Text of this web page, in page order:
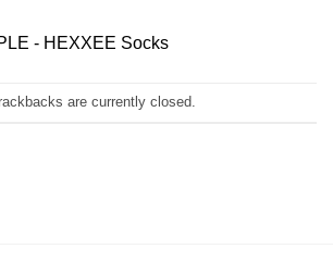
are currently closed.